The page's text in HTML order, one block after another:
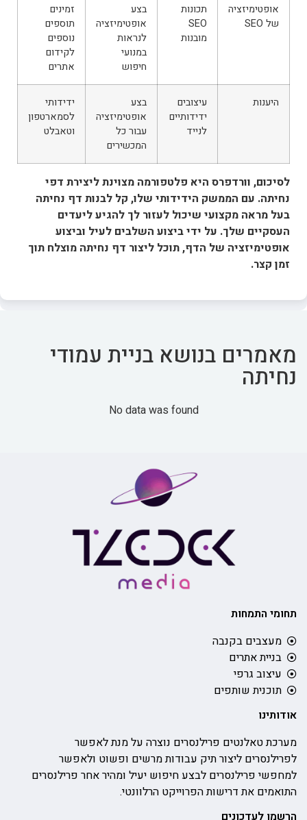
אופטימיזציה
של SEO
תכונות
SEO
מובנות
בצע
אופטימיזציה
לנראות
במנועי
חיפוש
זמינים
תוספים
נוספים
לקידום
אתרים
היענות
עיצובים
ידידותיים
לנייד
בצע
אופטימיזציה
עבור כל
המכשירים
ידידותי
לסמארטפון
וטאבלט
לסיכום, וורדפרס היא פלטפורמה מצוינת ליצירת דפי
נחיתה. עם הממשק הידידותי שלו, קל לבנות דף נחיתה
בעל מראה מקצועי שיכול לעזור לך להגיע ליעדים
העסקיים שלך. על ידי ביצוע השלבים לעיל וביצוע
אופטימיזציה של הדף, תוכל ליצור דף נחיתה מוצלח תוך
זמן קצר.
מאמרים בנושא בניית עמודי
נחיתה
No data was found
תחומי התמחות
מעצבים בקנבה
בניית אתרים
עיצוב גרפי
תוכנית שותפים
אודותינו
מערכת טאלנטים פרילנסרים נוצרה על מנת לאפשר
לפרילנסרים ליצור תיק עבודות מרשים ופשוט ולאפשר
למחפשי פרילנסרים לבצע חיפוש יעיל ומהיר אחר פרילנסרים
התואמים את דרישות הפרוייקט הרלוונטי.